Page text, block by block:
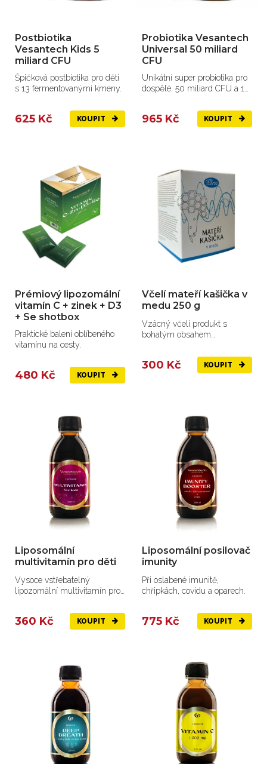
Postbiotika
Vesantech Kids 5
miliard CFU
Špičková postbiotika pro děti
s 13 fermentovanými kmeny.
625 Kč KOUPIT
Probiotika Vesantech
Universal 50 miliard
CFU
Unikátní super probiotika pro
dospělé. 50 miliard CFU a 15
965 Kč KOUPIT
Prémiový lipozomální
vitamín C + zinek + D3
+ Se shotbox
Praktické balení oblíbeného
vitamínu na cesty.
480 Kč KOUPIT
Včelí mateří kašička v
medu 250 g
Vzácný včelí produkt s
bohatým obsahem
300 Kč KOUPIT
Liposomální
multivitamín pro děti
Vysoce vstřebatelný
lipozomální multivitamín pro
360 Kč KOUPIT
Liposomální posilovač
imunity
Při oslabené imunitě,
chřipkách, covidu a oparech.
775 Kč KOUPIT